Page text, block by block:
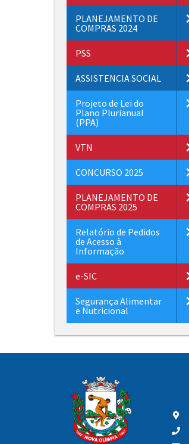
PLANEJAMENTO DE
COMPRAS 2024
PSS
ASSISTENCIA SOCIAL
Projeto de Lei do
Plano Plurianual
(PPA)
VTN
CONCURSO 2025
PLANEJAMENTO DE
COMPRAS 2025
Relatório de Pedidos
de Acesso à
Informação
e-SIC
Segurança Alimentar
e Nutricional